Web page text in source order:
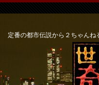
定番の都市伝説から２ちゃんね